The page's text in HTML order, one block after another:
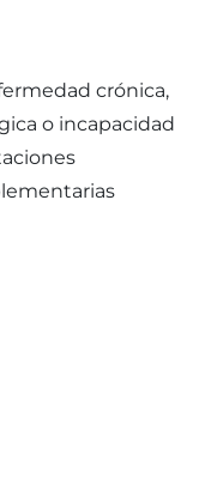
crónica,
o incapacidad